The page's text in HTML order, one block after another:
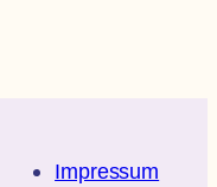
Impressum